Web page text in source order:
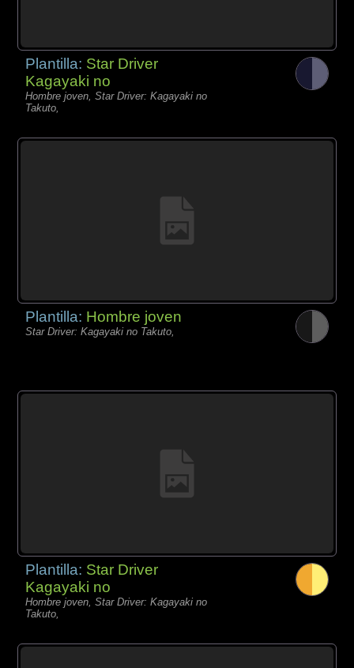
Plantilla: Star Driver
Kagayaki no
Hombre joven, Star Driver: Kagayaki no
Takuto,
Plantilla: Hombre joven
Star Driver: Kagayaki no Takuto,
Plantilla: Star Driver
Kagayaki no
Hombre joven, Star Driver: Kagayaki no
Takuto,